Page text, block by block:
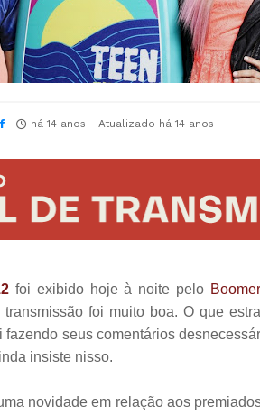
há 14 anos - Atualizado há 14 anos
foi exibido hoje à noite pelo
foi muito boa. O que
seus comentários
insiste nisso.
novidade em relação aos